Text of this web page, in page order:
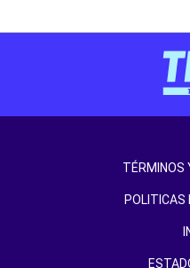
TÉRMINOS
POLITICAS